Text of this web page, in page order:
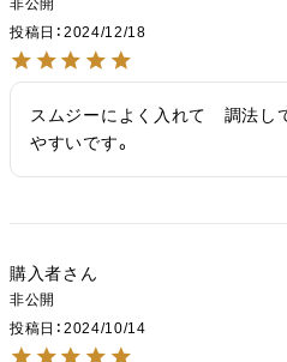
非公開
投稿日
2024/12/18
スムジーによく入れて　調法し
購入者
非公開
投稿日
2024/10/14